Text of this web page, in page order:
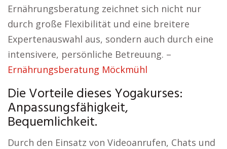
Ernährungsberatung zeichnet sich nicht nur
durch große Flexibilität und eine breitere
Expertenauswahl aus, sondern auch durch eine
intensivere, persönliche Betreuung. –
Ernährungsberatung Möckmühl
Die Vorteile dieses Yogakurses:
Anpassungsfähigkeit,
Bequemlichkeit.
Durch den Einsatz von Videoanrufen, Chats und